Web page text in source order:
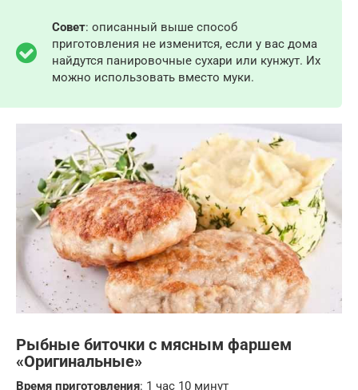
Совет: описанный выше способ
приготовления не изменится, если у вас дома
найдутся панировочные сухари или кунжут. Их
можно использовать вместо муки.
Рыбные биточки с мясным фаршем
«Оригинальные»
Время приготовления: 1 час 10 минут